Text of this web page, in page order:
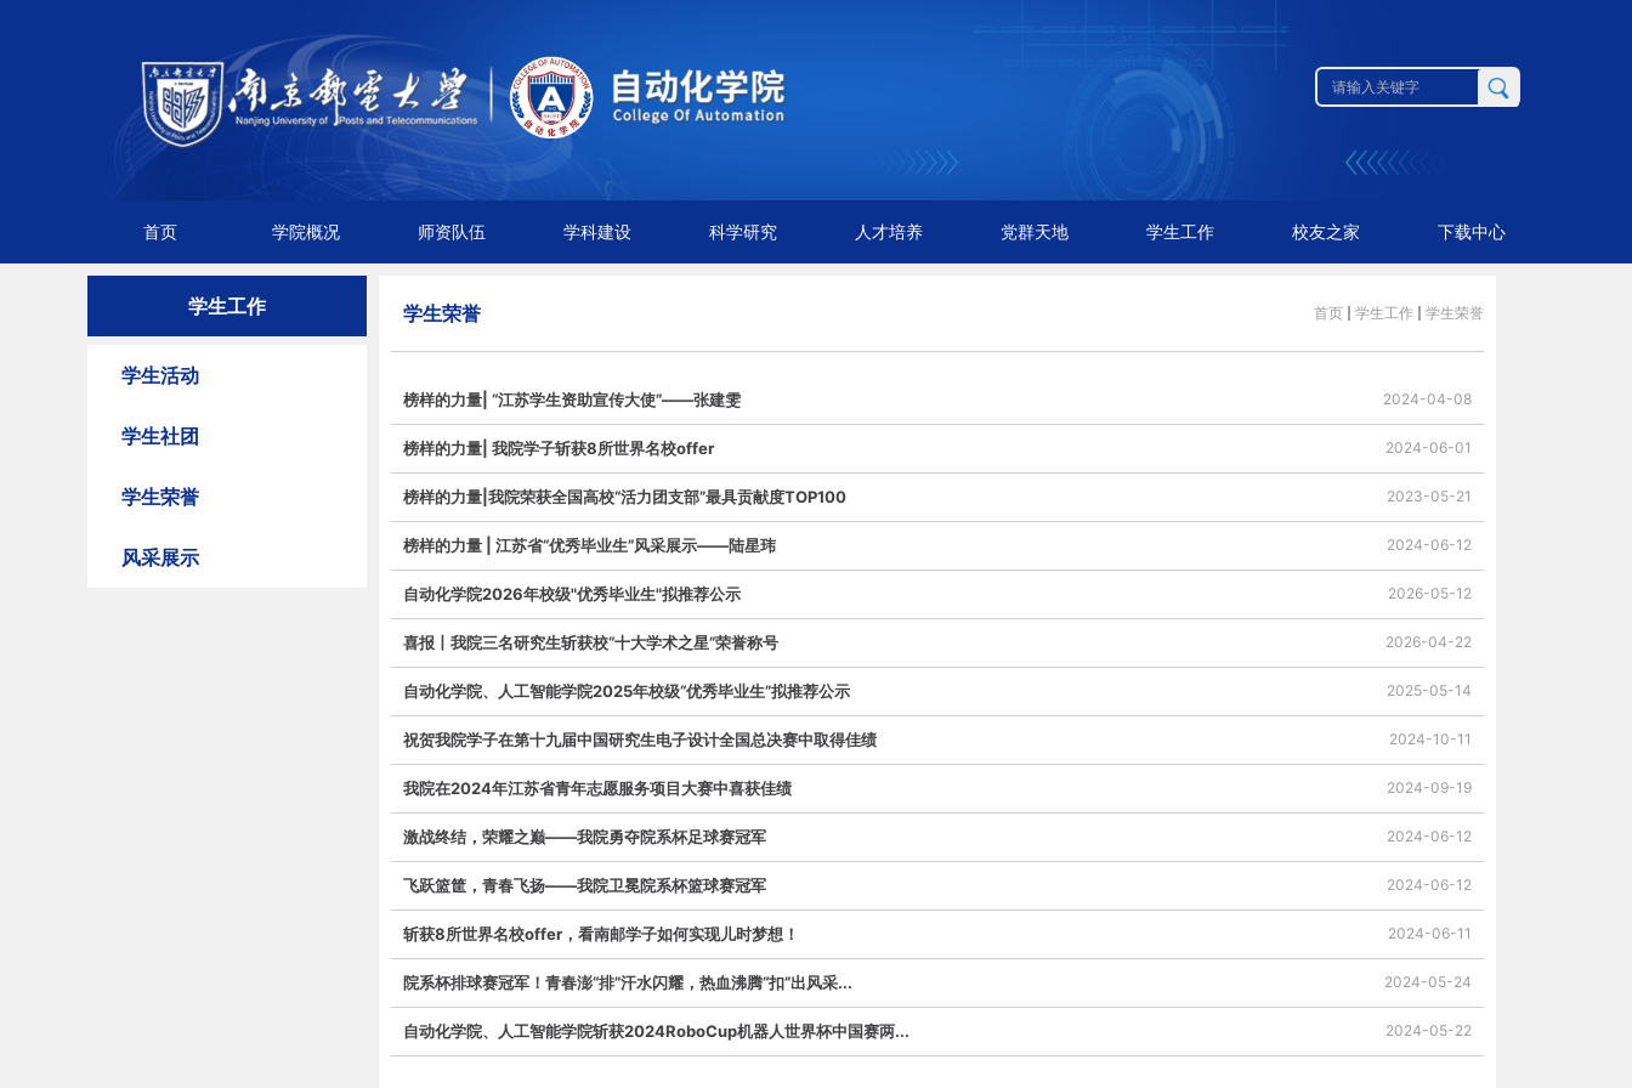
首页 学院概况 师资队伍 学科建设 科学研究 人才培养 党群天地 学生工作 校友之家 下载中心
学生工作
学生活动
学生社团
学生荣誉
风采展示
学生荣誉 首页 学生工作 学生荣誉
榜样的力量| “江苏学生资助宣传大使”——张建雯 2024-04-08
榜样的力量| 我院学子斩获8所世界名校offer 2024-06-01
榜样的力量|我院荣获全国高校“活力团支部”最具贡献度TOP100 2023-05-21
榜样的力量 | 江苏省“优秀毕业生”风采展示——陆星玮 2024-06-12
自动化学院2026年校级"优秀毕业生"拟推荐公示 2026-05-12
喜报丨我院三名研究生斩获校“十大学术之星”荣誉称号 2026-04-22
自动化学院、人工智能学院2025年校级“优秀毕业生”拟推荐公示 2025-05-14
祝贺我院学子在第十九届中国研究生电子设计全国总决赛中取得佳绩 2024-10-11
我院在2024年江苏省青年志愿服务项目大赛中喜获佳绩 2024-09-19
激战终结，荣耀之巅——我院勇夺院系杯足球赛冠军 2024-06-12
飞跃篮筐，青春飞扬——我院卫冕院系杯篮球赛冠军 2024-06-12
斩获8所世界名校offer，看南邮学子如何实现儿时梦想！ 2024-06-11
院系杯排球赛冠军！青春澎“排”汗水闪耀，热血沸腾“扣”出风采... 2024-05-24
自动化学院、人工智能学院斩获2024RoboCup机器人世界杯中国赛两... 2024-05-22